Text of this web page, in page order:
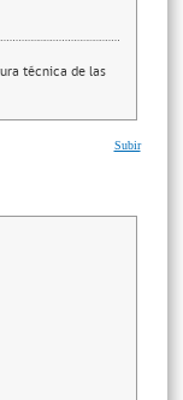
técnica de las
Subir